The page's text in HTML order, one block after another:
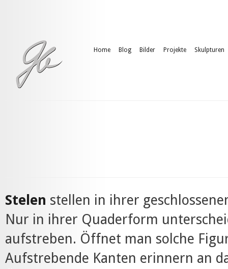
Home Blog Bilder Projekte Skulpturen
Stelen stellen in ihrer
Nur in ihrer Quaderform
aufstreben. Öffnet man solche
Aufstrebende Kanten erinnern an